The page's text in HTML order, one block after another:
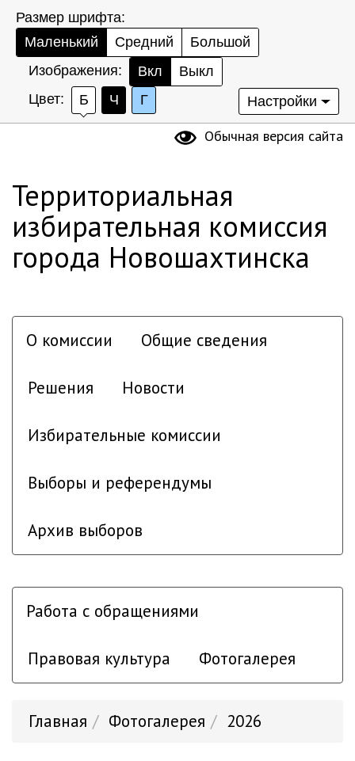
Размер шрифта:
Маленький
Средний
Большой
Изображения:
Вкл
Выкл
Цвет:
Б Ч Г Настройки
Обычная версия сайта
Территориальная
избирательная комиссия
города Новошахтинска
О комиссии Общие сведения
Решения Новости
Избирательные комиссии
Выборы и референдумы
Архив выборов
Работа с обращениями
Правовая культура Фотогалерея
Главная Фотогалерея 2026